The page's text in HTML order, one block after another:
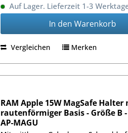
Auf Lager. Lieferzeit 1-3
In den Warenkorb
Vergleichen Merken
RAM Apple 15W MagSafe Halter
rautenförmiger Basis - Größe B -
AP-MAGU